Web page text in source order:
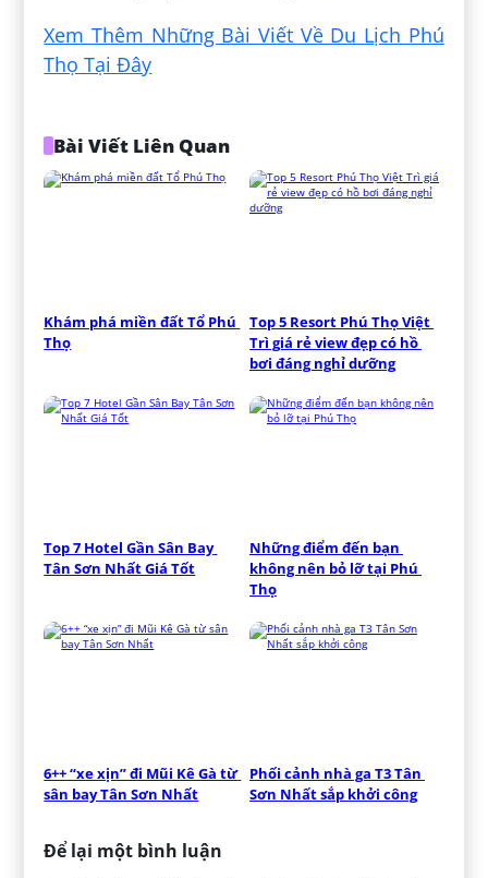
Xem Thêm Những Bài Viết Về Du Lịch Phú
Thọ Tại Đây
Bài Viết Liên Quan
Khám phá miền đất Tổ Phú
Thọ
Top 5 Resort Phú Thọ Việt
Trì giá rẻ view đẹp có hồ
bơi đáng nghỉ dưỡng
Top 7 Hotel Gần Sân Bay
Tân Sơn Nhất Giá Tốt
Những điểm đến bạn
không nên bỏ lỡ tại Phú
Thọ
6++ “xe xịn” đi Mũi Kê Gà từ
sân bay Tân Sơn Nhất
Phối cảnh nhà ga T3 Tân
Sơn Nhất sắp khởi công
Để lại một bình luận